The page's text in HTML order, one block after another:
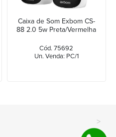
Caixa de Som Exbom CS-
88 2.0 5w Preta/Vermelha
Cód. 75692
Un. Venda: PC/1
>